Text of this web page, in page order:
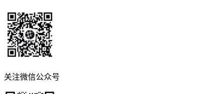
关注微信公众号